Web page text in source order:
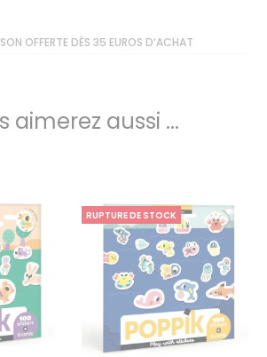
OFFERTE DÈS 35 EUROS D’ACHAT
aimerez aussi ...
RUPTURE DE STOCK